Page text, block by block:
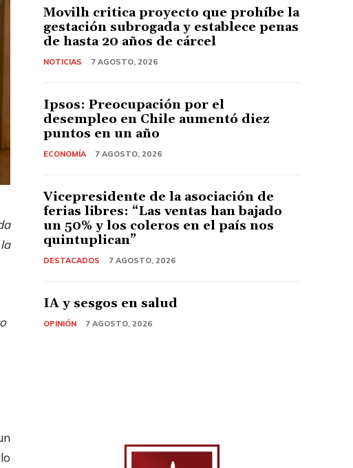
Movilh critica proyecto que prohíbe la
gestación subrogada y establece penas
de hasta 20 años de cárcel
NOTICIAS 7 AGOSTO, 2026
Ipsos: Preocupación por el
desempleo en Chile aumentó diez
puntos en un año
ECONOMÍA 7 AGOSTO, 2026
Vicepresidente de la asociación de
ferias libres: “Las ventas han bajado
un 50% y los coleros en el país nos
quintuplican”
DESTACADOS 7 AGOSTO, 2026
IA y sesgos en salud
OPINIÓN 7 AGOSTO, 2026